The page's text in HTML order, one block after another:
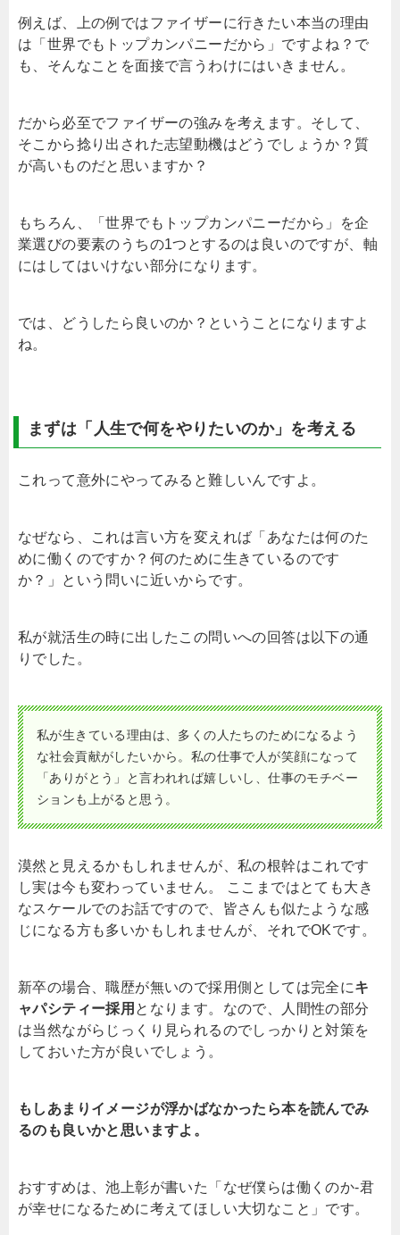
例えば、上の例ではファイザーに行きたい本当の理由
は「世界でもトップカンパニーだから」ですよね？で
も、そんなことを面接で言うわけにはいきません。
だから必至でファイザーの強みを考えます。そして、
そこから捻り出された志望動機はどうでしょうか？質
が高いものだと思いますか？
もちろん、「世界でもトップカンパニーだから」を企
業選びの要素のうちの1つとするのは良いのですが、軸
にはしてはいけない部分になります。
では、どうしたら良いのか？ということになりますよ
ね。
まずは「人生で何をやりたいのか」を考える
これって意外にやってみると難しいんですよ。
なぜなら、これは言い方を変えれば「あなたは何のた
めに働くのですか？何のために生きているのです
か？」という問いに近いからです。
私が就活生の時に出したこの問いへの回答は以下の通
りでした。
私が生きている理由は、多くの人たちのためになるよう
な社会貢献がしたいから。私の仕事で人が笑顔になって
「ありがとう」と言われれば嬉しいし、仕事のモチベー
ションも上がると思う。
漠然と見えるかもしれませんが、私の根幹はこれです
し実は今も変わっていません。 ここまではとても大き
なスケールでのお話ですので、皆さんも似たような感
じになる方も多いかもしれませんが、それでOKです。
新卒の場合、職歴が無いので採用側としては完全にキ
ャパシティー採用 となります。なので、人間性の部分
は当然ながらじっくり見られるのでしっかりと対策を
しておいた方が良いでしょう。
もしあまりイメージが浮かばなかったら本を読んでみ
るのも良いかと思いますよ。
おすすめは、池上彰が書いた「なぜ僕らは働くのか-君
が幸せになるために考えてほしい大切なこと」です。